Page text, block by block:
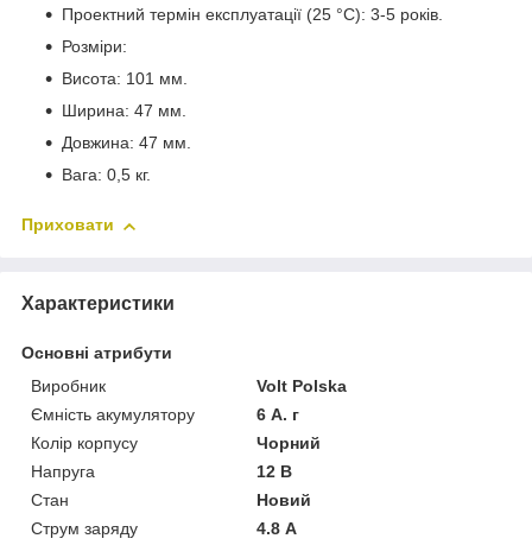
Проектний термін експлуатації (25 °C): 3-5 років.
Розміри:
Висота: 101 мм.
Ширина: 47 мм.
Довжина: 47 мм.
Вага: 0,5 кг.
Приховати
Характеристики
Основні атрибути
Виробник
Volt Polska
Ємність акумулятору
6 А. г
Колір корпусу
Чорний
Напруга
12 В
Стан
Новий
Струм заряду
4.8 А